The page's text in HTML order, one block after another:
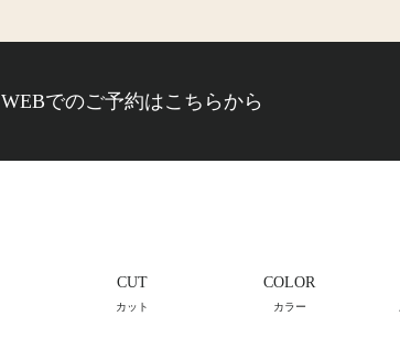
WEBでのご予約はこちらから
CUT
カット
COLOR
カラー